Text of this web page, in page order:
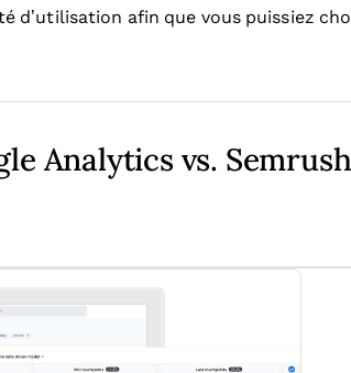
d’utilisation afin que vous puissiez
Analytics vs.